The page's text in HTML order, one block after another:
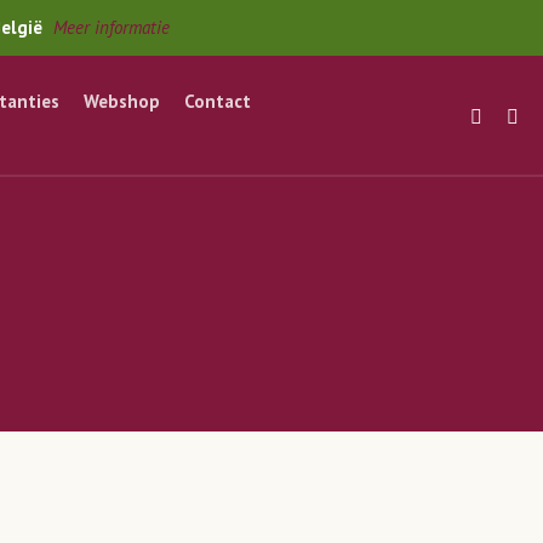
Meer informatie
Webshop
Contact